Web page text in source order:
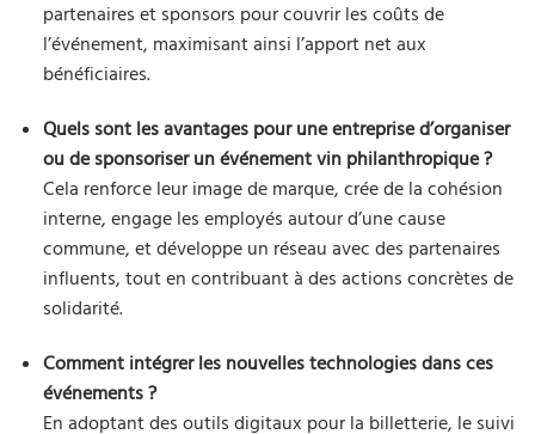
partenaires et sponsors pour couvrir les coûts de
l’événement, maximisant ainsi l’apport net aux
bénéficiaires.
Quels sont les avantages pour une entreprise d’organiser
ou de sponsoriser un événement vin philanthropique ?
Cela renforce leur image de marque, crée de la cohésion
interne, engage les employés autour d’une cause
commune, et développe un réseau avec des partenaires
influents, tout en contribuant à des actions concrètes de
solidarité.
Comment intégrer les nouvelles technologies dans ces
événements ?
En adoptant des outils digitaux pour la billetterie, le suivi